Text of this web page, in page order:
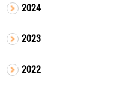
2024
2023
2022